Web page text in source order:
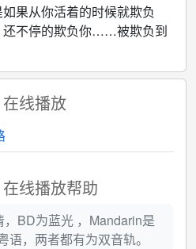
果从你活着的时候就欺负
还不停的欺负你……被欺负到
在线播放
在线播放帮助
BD为蓝光 ，Mandarin是
，两者都有为双音轨。